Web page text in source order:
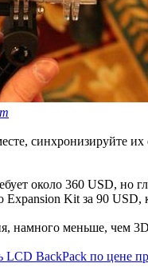
синхронизируйте
около 360 USD, но
Expansion Kit за 90
намного меньше, чем
LCD BackPack по цене